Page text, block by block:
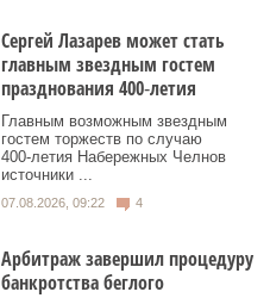
Сергей Лазарев может стать
главным звездным гостем
празднования 400‑летия
Главным возможным звездным
гостем торжеств по случаю
400‑летия Набережных Челнов
источники ...
07.08.2026, 09:22 4
Арбитраж завершил процедуру
банкротства беглого